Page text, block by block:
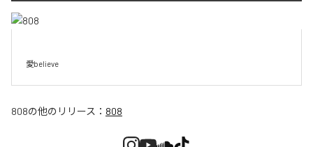
愛believe
808の他のリリース： 808